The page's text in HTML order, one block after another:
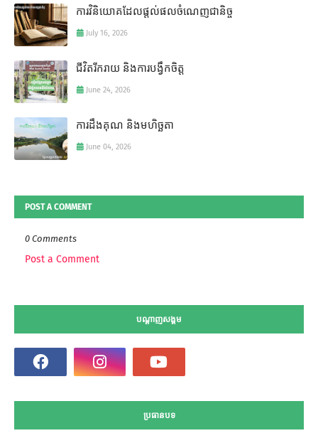
ការវិនិយោគដែលផ្តល់ផលចំណេញជានិច្ច
July 16, 2026
ជីវិតរីករាយ និងការបង្វឹកចិត្ត
June 24, 2026
ការដឹងគុណ និងមហិច្ឆតា
June 04, 2026
POST A COMMENT
0 Comments
Post a Comment
បណ្តាញសង្គម
ប្រធានបទ